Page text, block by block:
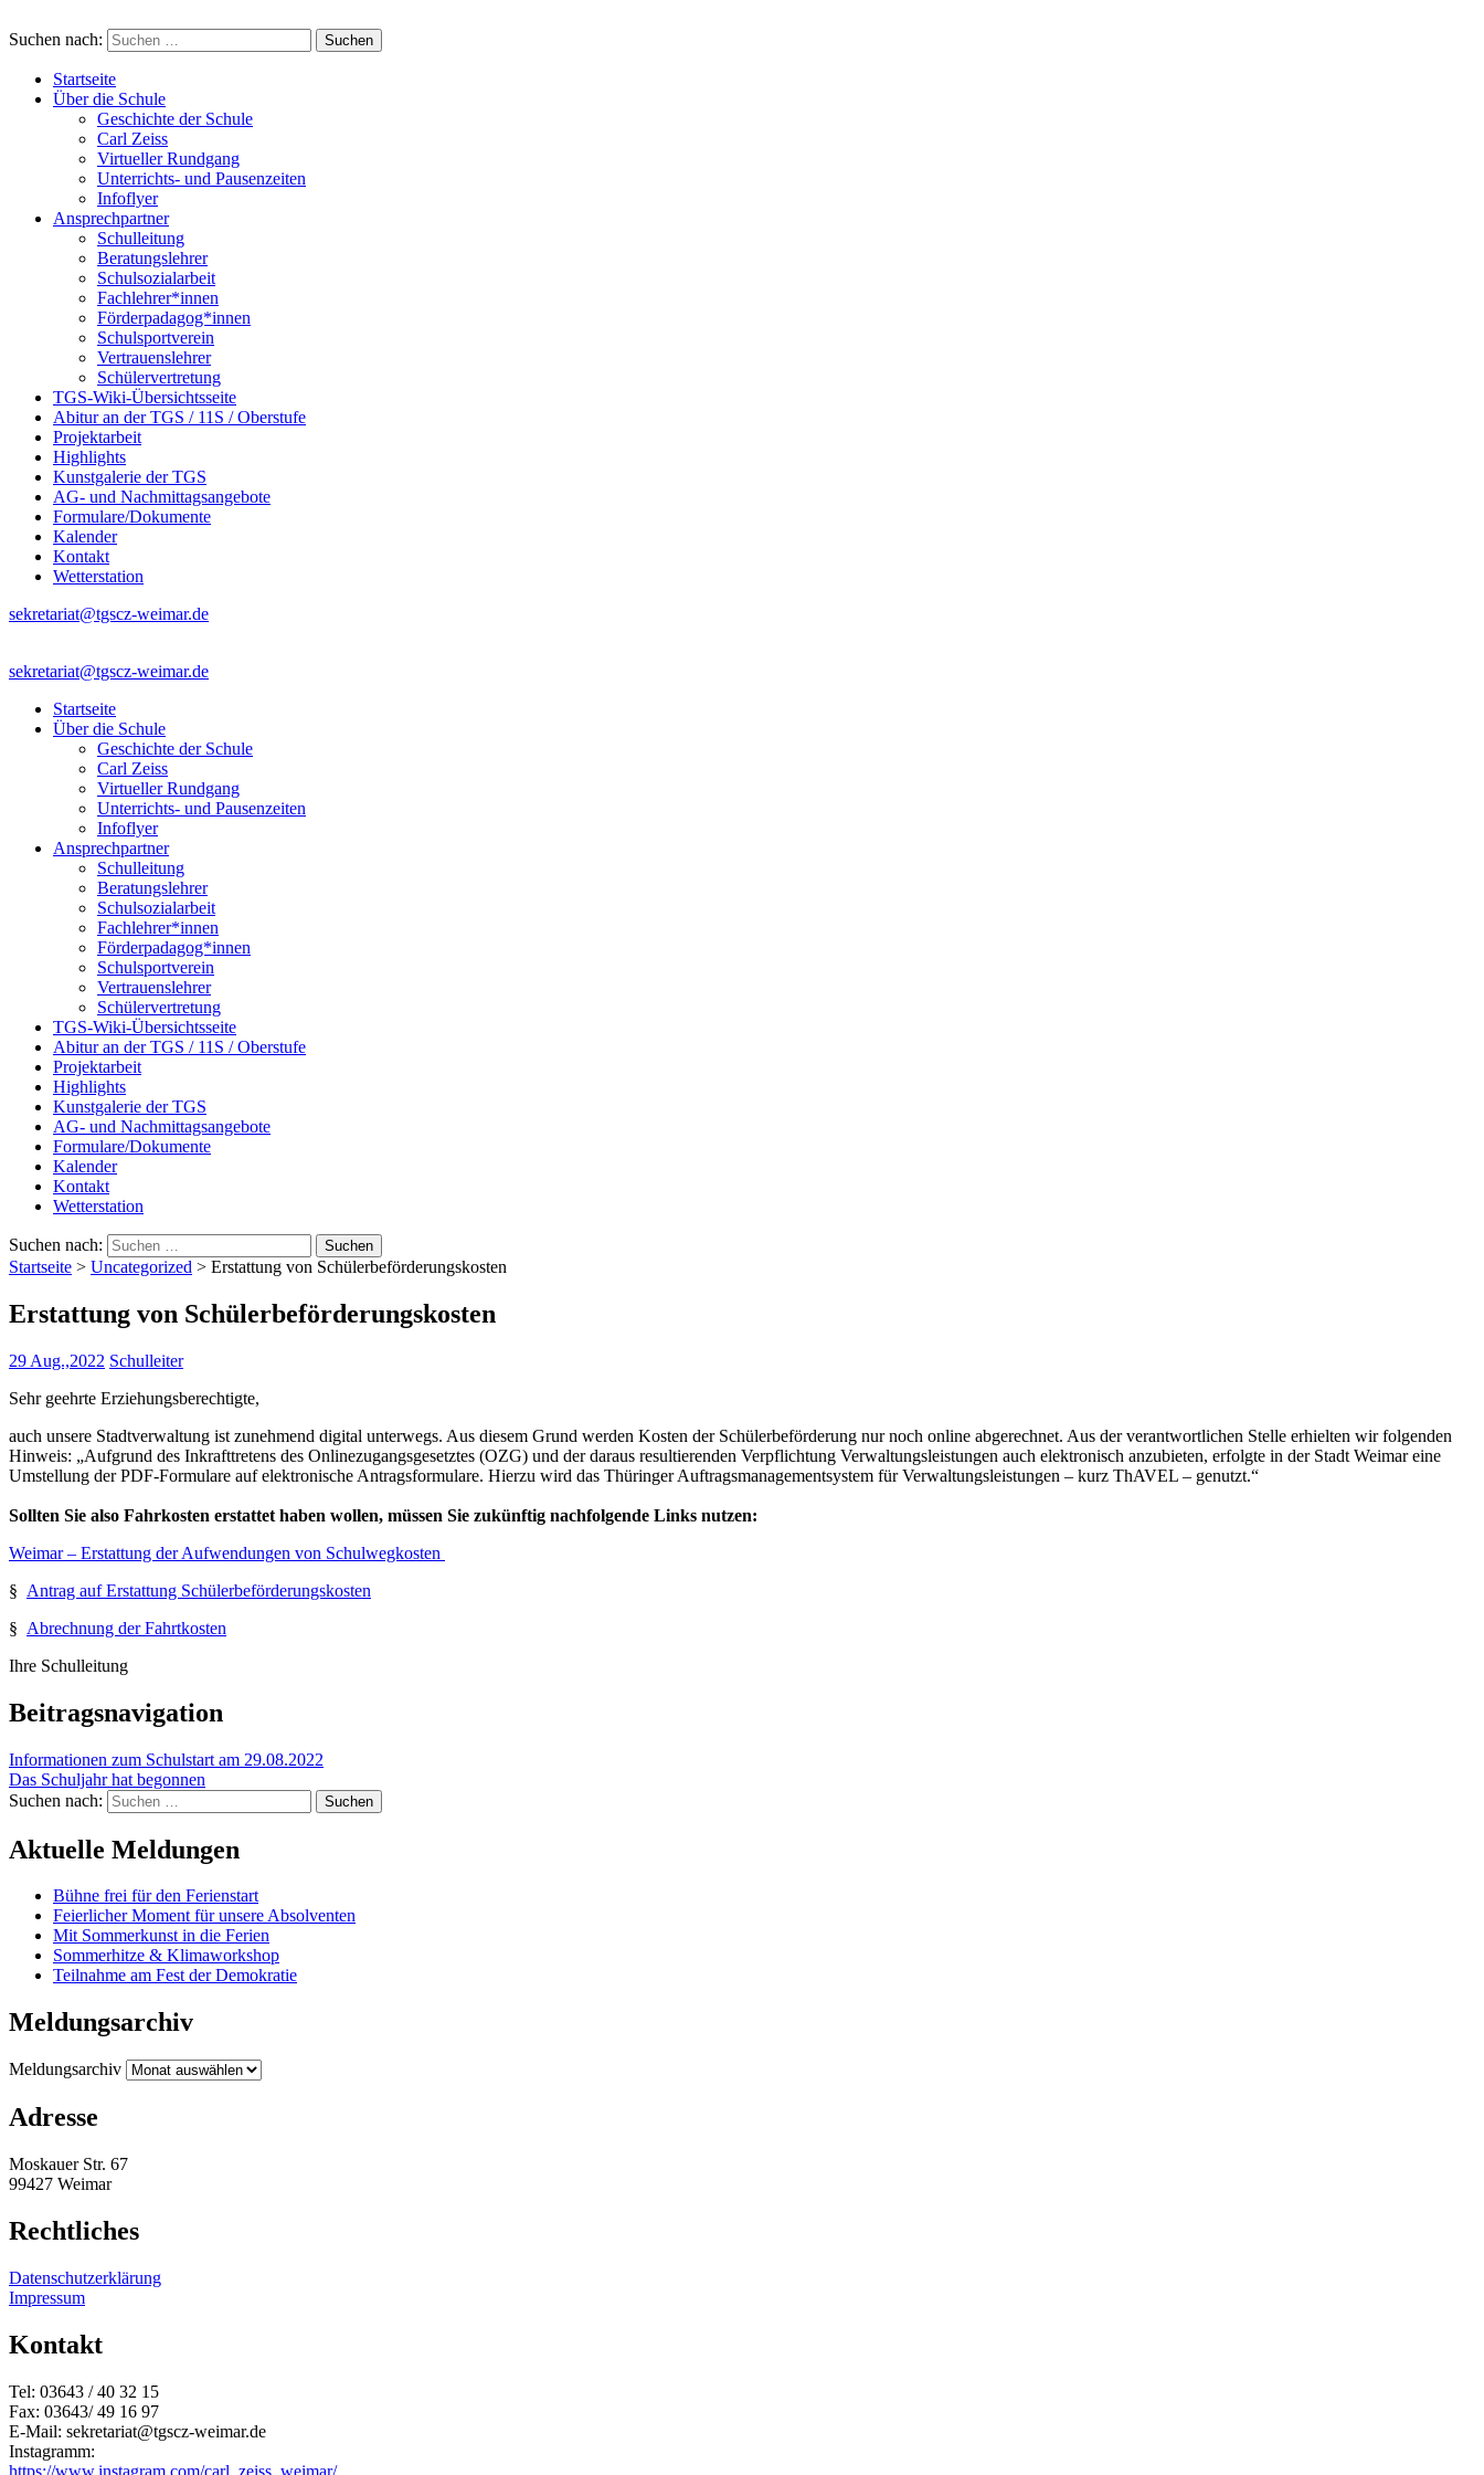
Suchen nach:
Startseite
Über die Schule
Geschichte der Schule
Carl Zeiss
Virtueller Rundgang
Unterrichts- und Pausenzeiten
Infoflyer
Ansprechpartner
Schulleitung
Beratungslehrer
Schulsozialarbeit
Fachlehrer*innen
Förderpadagog*innen
Schulsportverein
Vertrauenslehrer
Schülervertretung
TGS-Wiki-Übersichtsseite
Abitur an der TGS / 11S / Oberstufe
Projektarbeit
Highlights
Kunstgalerie der TGS
AG- und Nachmittagsangebote
Formulare/Dokumente
Kalender
Kontakt
Wetterstation
sekretariat@tgscz-weimar.de
sekretariat@tgscz-weimar.de
Startseite
Über die Schule
Geschichte der Schule
Carl Zeiss
Virtueller Rundgang
Unterrichts- und Pausenzeiten
Infoflyer
Ansprechpartner
Schulleitung
Beratungslehrer
Schulsozialarbeit
Fachlehrer*innen
Förderpadagog*innen
Schulsportverein
Vertrauenslehrer
Schülervertretung
TGS-Wiki-Übersichtsseite
Abitur an der TGS / 11S / Oberstufe
Projektarbeit
Highlights
Kunstgalerie der TGS
AG- und Nachmittagsangebote
Formulare/Dokumente
Kalender
Kontakt
Wetterstation
Suchen nach:
Startseite > Uncategorized > Erstattung von Schülerbeförderungskosten
Erstattung von Schülerbeförderungskosten
29 Aug.,2022 Schulleiter
Sehr geehrte Erziehungsberechtigte,
auch unsere Stadtverwaltung ist zunehmend digital unterwegs. Aus diesem Grund werden Kosten der Schülerbeförderung nur noch online abgerechnet. Aus der verantwortlichen Stelle erhielten wir folgenden
Hinweis: „Aufgrund des Inkrafttretens des Onlinezugangsgesetztes (OZG) und der daraus resultierenden Verpflichtung Verwaltungsleistungen auch elektronisch anzubieten, erfolgte in der Stadt Weimar eine
Umstellung der PDF-Formulare auf elektronische Antragsformulare. Hierzu wird das Thüringer Auftragsmanagementsystem für Verwaltungsleistungen – kurz ThAVEL – genutzt.“
Sollten Sie also Fahrkosten erstattet haben wollen, müssen Sie zukünftig nachfolgende Links nutzen:
Weimar – Erstattung der Aufwendungen von Schulwegkosten
§ Antrag auf Erstattung Schülerbeförderungskosten
§ Abrechnung der Fahrtkosten
Ihre Schulleitung
Beitragsnavigation
Informationen zum Schulstart am 29.08.2022
Das Schuljahr hat begonnen
Suchen nach:
Aktuelle Meldungen
Bühne frei für den Ferienstart
Feierlicher Moment für unsere Absolventen
Mit Sommerkunst in die Ferien
Sommerhitze & Klimaworkshop
Teilnahme am Fest der Demokratie
Meldungsarchiv
Meldungsarchiv
Adresse
Moskauer Str. 67
99427 Weimar
Rechtliches
Datenschutzerklärung
Impressum
Kontakt
Tel: 03643 / 40 32 15
Fax: 03643/ 49 16 97
E-Mail: sekretariat@tgscz-weimar.de
Instagramm:
https://www.instagram.com/carl_zeiss_weimar/